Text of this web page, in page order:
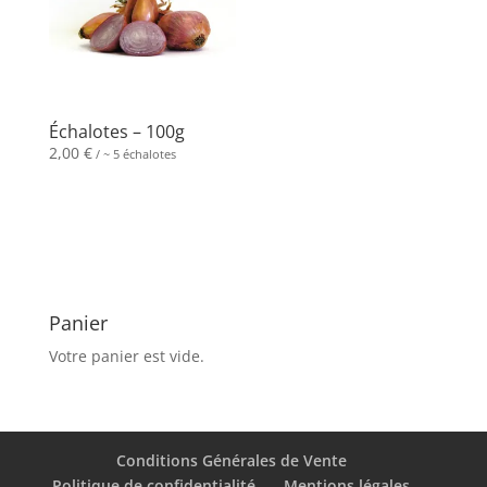
Échalotes – 100g
2,00 €/ ~ 5 échalotes
Panier
Votre panier est vide.
Conditions Générales de Vente